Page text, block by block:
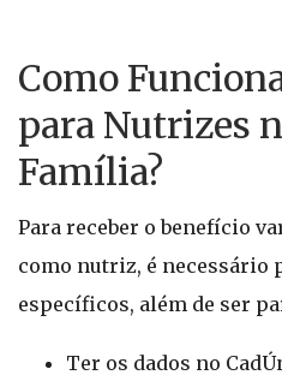
Como
para Nutrizes
Família?
Para receber o benefício
como nutriz, é necessário
específicos, além de ser
Ter os dados no